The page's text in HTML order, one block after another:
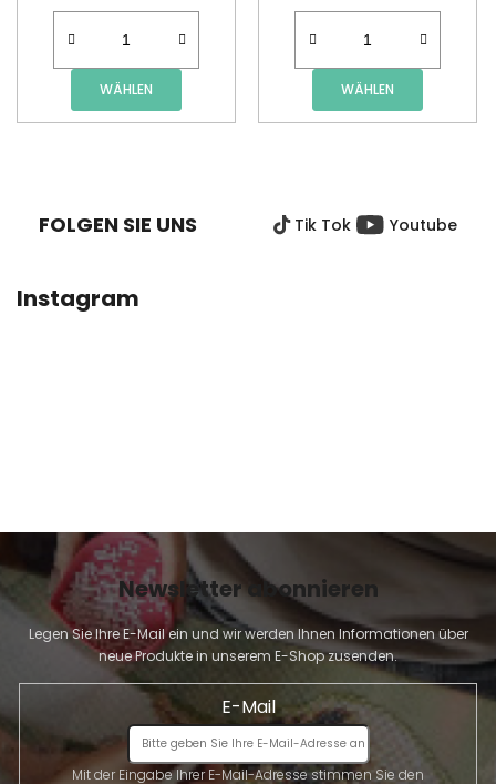
WÄHLEN WÄHLEN
FOLGEN SIE UNS Tik Tok Youtube
Instagram
Newsletter abonnieren
Legen Sie Ihre E-Mail ein und wir werden Ihnen Informationen über
neue Produkte in unserem E-Shop zusenden.
E-Mail